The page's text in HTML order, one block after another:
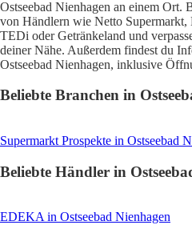
Ostseebad Nienhagen an einem Ort.
von Händlern wie Netto
TEDi oder Getränkeland und
deiner Nähe. Außerdem findest du
Ostseebad Nienhagen, inklusive
Beliebte Branchen in
Supermarkt Prospekte in Ostseebad
Beliebte Händler in
EDEKA in Ostseebad Nienhagen